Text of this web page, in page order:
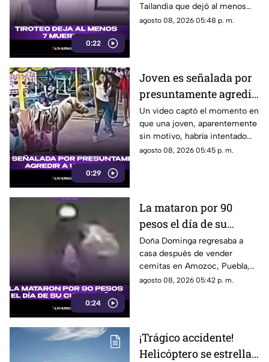
0:22
Tailandia que dejó al menos
siete personas muertas, entre
agosto 08, 2026 05:48 p. m.
0:29
Joven es señalada por
presuntamente agredir
a un pony en feria de
Pueblo Mágico
Un video captó el momento en
que una joven, aparentemente
sin motivo, habría intentado
agredir a un pequeño pony.
agosto 08, 2026 05:45 p. m.
0:24
La mataron por 90
pesos el día de su
cumpleaños; Este es el
caso de Doña Dominga
Doña Dominga regresaba a
casa después de vender
cemitas en Amozoc, Puebla,
cuando presuntamente un
agosto 08, 2026 05:42 p. m.
¡Trágico accidente!
Helicóptero se estrella